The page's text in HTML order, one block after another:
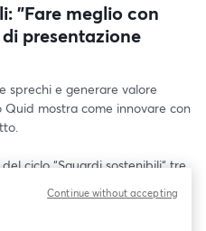
"Fare meglio con
presentazione
sprechi e generare valore
Quid mostra come innovare con
ciclo “Sguardi sostenibili“ tre
un futuro sostenibile.
Continue without accepting